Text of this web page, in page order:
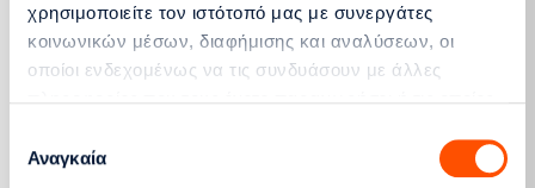
χρησιμοποιείτε τον ιστότοπό μας με συνεργάτες
κοινωνικών μέσων, διαφήμισης και αναλύσεων, οι
οποίοι ενδεχομένως να τις συνδυάσουν με άλλες
των υπηρεσιών τους.
συγκατάθεσης
Αναγκαία